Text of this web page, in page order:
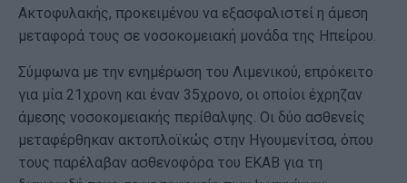
Ακτοφυλακής, προκειμένου να εξασφαλιστεί η άμεση
μεταφορά τους σε νοσοκομειακή μονάδα της Ηπείρου.
Σύμφωνα με την ενημέρωση του Λιμενικού, επρόκειτο
για μία 21χρονη και έναν 35χρονο, οι οποίοι έχρηζαν
άμεσης νοσοκομειακής περίθαλψης. Οι δύο ασθενείς
μεταφέρθηκαν ακτοπλοϊκώς στην Ηγουμενίτσα, όπου
τους παρέλαβαν ασθενοφόρα του ΕΚΑΒ για τη